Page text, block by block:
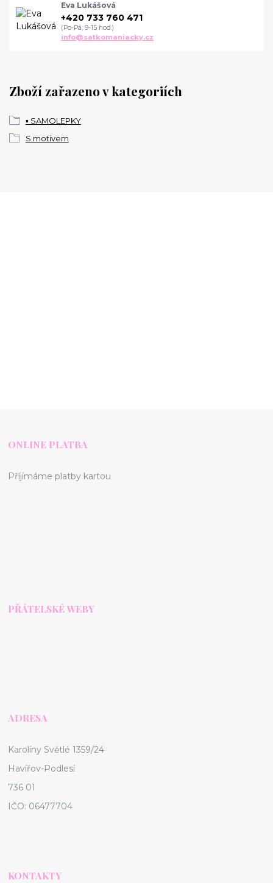
Zboží zařazeno v kategoriích
▪️ SAMOLEPKY
S motivem
Eva Lukášová
+420 733 760 471
(Po-Pá, 9-15 hod.)
info@satkomaniacky.cz
ONLINE PLATBA
Příjímáme platby kartou
PŘÁTELSKÉ WEBY
ADRESA
Karolíny Světlé 1359/24
Havířov-Podlesí
736 01
IČO: 06477704
KONTAKTY